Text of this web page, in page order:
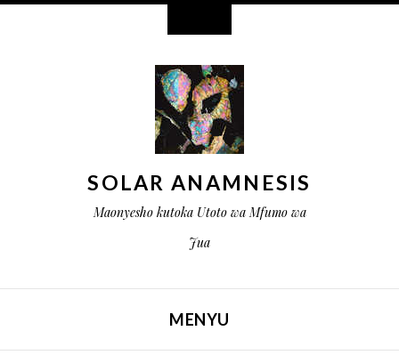
SOLAR ANAMNESIS
Maonyesho kutoka Utoto wa Mfumo wa
Jua
MENYU